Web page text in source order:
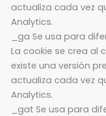
actualiza cada vez
Analytics.
_ga Se usa para
La cookie se crea al
existe una versión
actualiza cada vez
Analytics.
_gat Se usa para